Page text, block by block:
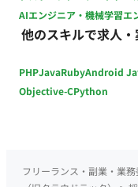
AIエンジニア・機械学習エ
他のスキルで求人
PHPJavaRubyAndroid
Objective-CPython
フリーランス・副業・業